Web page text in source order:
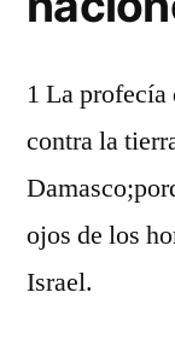
1 La profecía
contra la
ojos de los
Israel.